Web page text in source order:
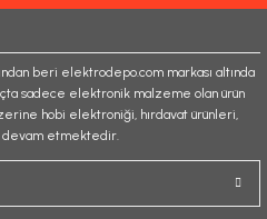
beri elektrodepo.com markası altında
sadece elektronik malzeme olan ürün
hobi elektroniği, hırdavat ürünleri,
etmektedir.